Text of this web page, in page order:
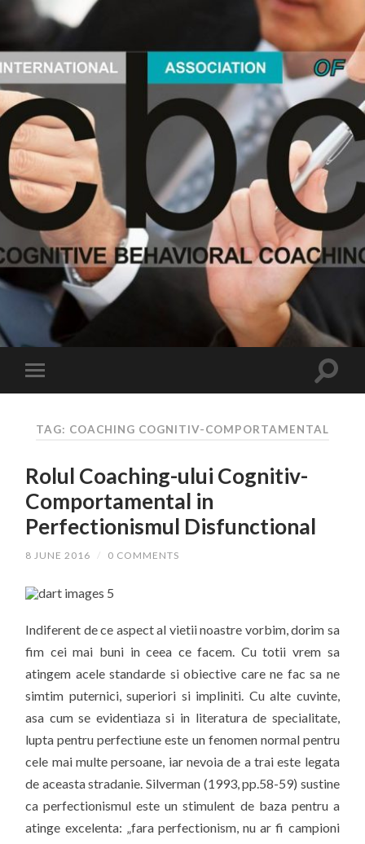
TAG: COACHING COGNITIV-COMPORTAMENTAL
Rolul Coaching-ului Cognitiv-
Comportamental in
Perfectionismul Disfunctional
8 JUNE 2016 / 0 COMMENTS
Indiferent de ce aspect al vietii noastre vorbim, dorim sa
fim cei mai buni in ceea ce facem. Cu totii vrem sa
atingem acele standarde si obiective care ne fac sa ne
simtim puternici, superiori si impliniti. Cu alte cuvinte,
asa cum se evidentiaza si in literatura de specialitate,
lupta pentru perfectiune este un fenomen normal pentru
cele mai multe persoane, iar nevoia de a trai este legata
de aceasta stradanie. Silverman (1993, pp.58-59) sustine
ca perfectionismul este un stimulent de baza pentru a
atinge excelenta: „fara perfectionism, nu ar fi campioni